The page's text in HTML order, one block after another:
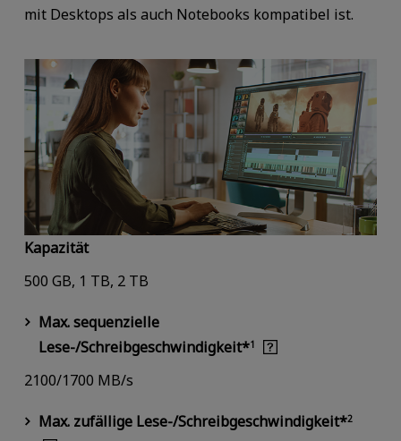
mit Desktops als auch Notebooks kompatibel ist.
Kapazität
500 GB, 1 TB, 2 TB
Max. sequenzielle
Lese-/Schreibgeschwindigkeit*1
2100/1700 MB/s
Max. zufällige Lese-/Schreibgeschwindigkeit*2